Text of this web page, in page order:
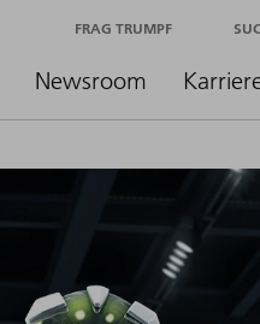
Newsroom
FRAG TRUMPF